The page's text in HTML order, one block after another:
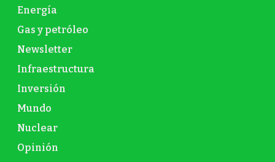
Energía
Gas y petróleo
Newsletter
Infraestructura
Inversión
Mundo
Nuclear
Opinión